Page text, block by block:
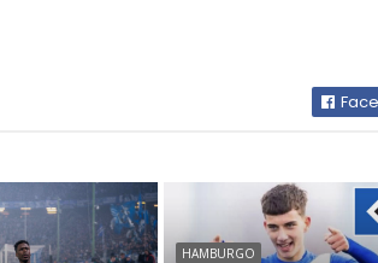
HAMBURGO